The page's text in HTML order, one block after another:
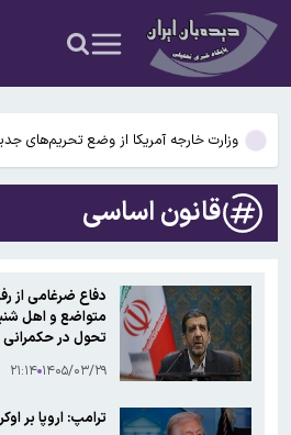
جزئیات جدید از انتقال نجومی گزینه
پاسخ منفی پورعلی‌گنجی به پیشنهاد
می‌شود
وزارت خارجه آمریکا از وضع تحریم‌های
محدودیت تردد در آزادراه تهران کرج قزوین تا ۲۰ شهریور/
تکثیر کننده غیرمجاز عکس خوانندگان
جزئیات جدید از انتقال نجومی گزینه
پاسخ منفی پورعلی‌گنجی به پیشنهاد
می‌شود
قانون اساسی
دفاع ضرغامی از
متواضع و اهل
تحول در حکمرانی
۱۴۰۵/۰۳/۲۹ ۲۱:۱۴
ترامپ: اروپا بر